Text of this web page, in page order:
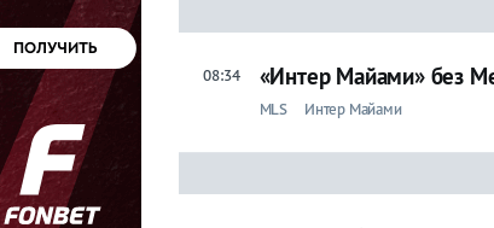
08:34 «Интер Майами» без
MLS Интер Майами
Трансферы
Прогнозы